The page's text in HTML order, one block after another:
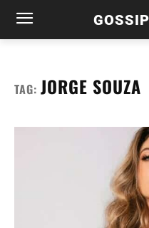
TAG: JORGE SOUZA